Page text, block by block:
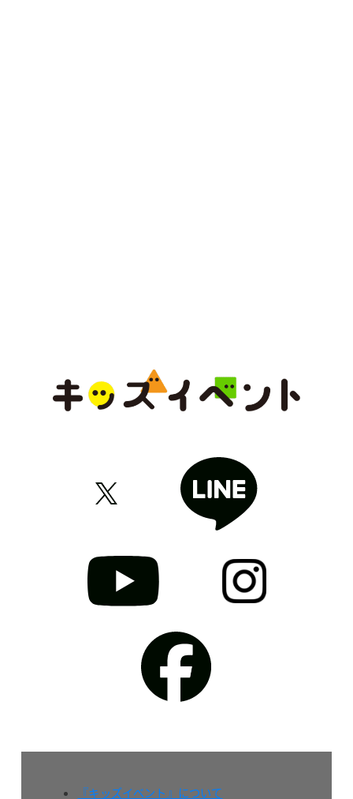
『キッズイベント』について